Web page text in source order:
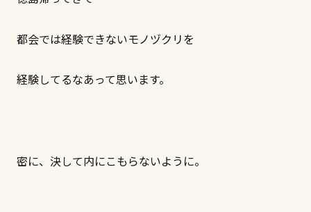
都会では経験できないモノヅクリを
経験してるなあって思います。
密に、決して内にこもらないように。